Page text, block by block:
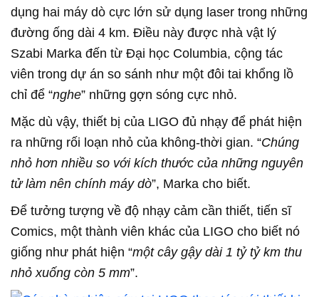
dụng hai máy dò cực lớn sử dụng laser trong những
đường ống dài 4 km. Điều này được nhà vật lý
Szabi Marka đến từ Đại học Columbia, cộng tác
viên trong dự án so sánh như một đôi tai khổng lồ
chỉ để “nghe” những gợn sóng cực nhỏ.
Mặc dù vậy, thiết bị của LIGO đủ nhạy để phát hiện
ra những rối loạn nhỏ của không-thời gian. “Chúng
nhỏ hơn nhiều so với kích thước của những nguyên
tử làm nên chính máy dò”, Marka cho biết.
Để tưởng tượng về độ nhạy cảm cần thiết, tiến sĩ
Comics, một thành viên khác của LIGO cho biết nó
giống như phát hiện “một cây gậy dài 1 tỷ tỷ km thu
nhỏ xuống còn 5 mm”.